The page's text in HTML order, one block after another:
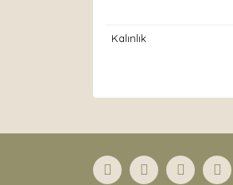
Kalınlık
Ürün açıklamasında